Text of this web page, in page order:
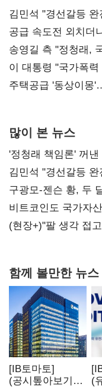
김민석 "경선갈등
사과부터"
공급 속도전 외치더
리모델링' 제안
송영길 측 "정청래,
총선 지휘 못해"
이 대통령 "국가폭
진실 밝혀야"
주택공급 '동상이몽
많이 본 뉴스
'정청래 책임론' 꺼
때리기
김민석 "경선갈등
사과부터"
구광모-젠슨 황, 두
비트코인도 국가자
숙제
(현장+)"팔 생각 접
함께 볼만한 뉴스
[IB토마토]
(공시톺아보기)
(